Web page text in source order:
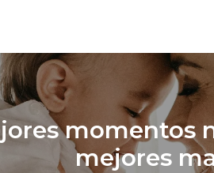
momentos
mejores